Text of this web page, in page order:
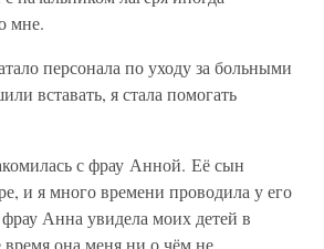
мне.
персонала по уходу за больными
вставать, я стала помогать
с фрау Анной. Её сын
и я много времени проводила у его
Анна увидела моих детей в
она меня ни о чём не